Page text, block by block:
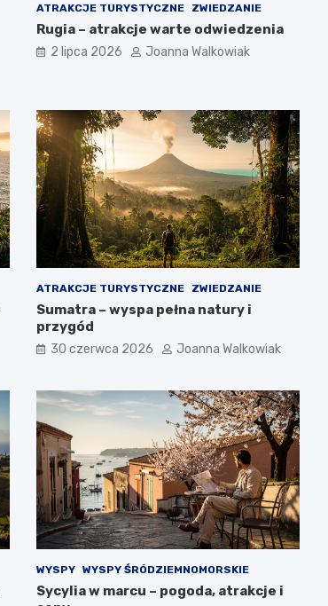
ATRAKCJE TURYSTYCZNE ZWIEDZANIE
Rugia – atrakcje warte odwiedzenia
2 lipca 2026 Joanna Walkowiak
ATRAKCJE TURYSTYCZNE ZWIEDZANIE
Sumatra – wyspa pełna natury i
przygód
30 czerwca 2026 Joanna Walkowiak
WYSPY WYSPY ŚRÓDZIEMNOMORSKIE
Sycylia w marcu – pogoda, atrakcje i